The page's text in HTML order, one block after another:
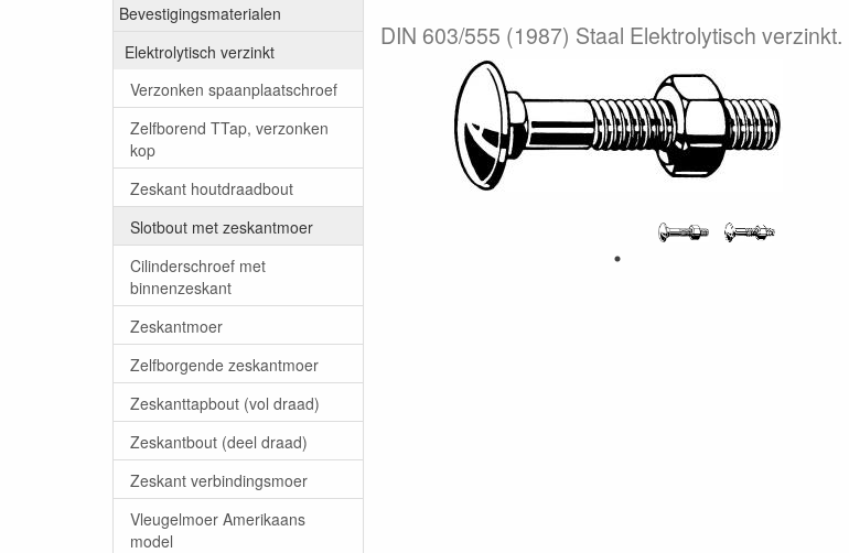
Bevestigingsmaterialen
Elektrolytisch verzinkt
Verzonken spaanplaatschroef
Zelfborend TTap, verzonken
kop
Zeskant houtdraadbout
Slotbout met zeskantmoer
Cilinderschroef met
binnenzeskant
Zeskantmoer
Zelfborgende zeskantmoer
Zeskanttapbout (vol draad)
Zeskantbout (deel draad)
Zeskant verbindingsmoer
Vleugelmoer Amerikaans
model
DIN 603/555 (1987) Staal Elektrolytisch verzinkt.